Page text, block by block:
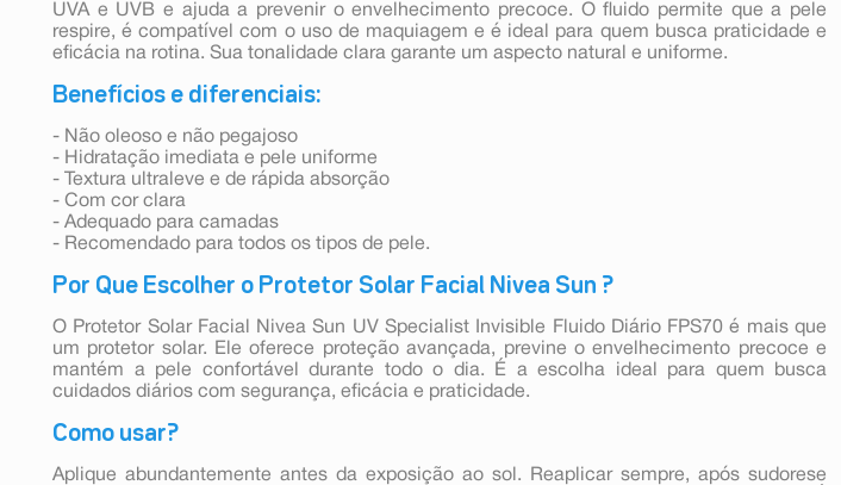
UVA e UVB e ajuda a prevenir o envelhecimento precoce. O fluido permite que a pele
respire, é compatível com o uso de maquiagem e é ideal para quem busca praticidade e
eficácia na rotina. Sua tonalidade clara garante um aspecto natural e uniforme.
Benefícios e diferenciais:
- Não oleoso e não pegajoso
- Hidratação imediata e pele uniforme
- Textura ultraleve e de rápida absorção
- Com cor clara
- Adequado para camadas
- Recomendado para todos os tipos de pele.
Por Que Escolher o Protetor Solar Facial Nivea Sun ?
O Protetor Solar Facial Nivea Sun UV Specialist Invisible Fluido Diário FPS70 é mais que
um protetor solar. Ele oferece proteção avançada, previne o envelhecimento precoce e
mantém a pele confortável durante todo o dia. É a escolha ideal para quem busca
cuidados diários com segurança, eficácia e praticidade.
Como usar?
Aplique abundantemente antes da exposição ao sol. Reaplicar sempre, após sudorese